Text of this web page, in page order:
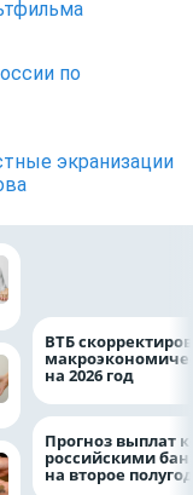
по
экранизации
ВТБ
на 2026 год
Прогноз выплат
российскими
на второе